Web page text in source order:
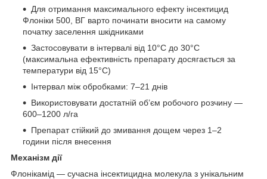
Для отримання максимального ефекту інсектицид
Флоніки 500, ВГ варто починати вносити на самому
початку заселення шкідниками
Застосовувати в інтервалі від 10°C до 30°C
(максимальна ефективність препарату досягається за
температури від 15°C)
Інтервал між обробками: 7–21 днів
Використовувати достатній об’єм робочого розчину —
600–1200 л/га
Препарат стійкий до змивання дощем через 1–2
години після внесення
Механізм дії
Флонікамід — сучасна інсектицидна молекула з унікальним